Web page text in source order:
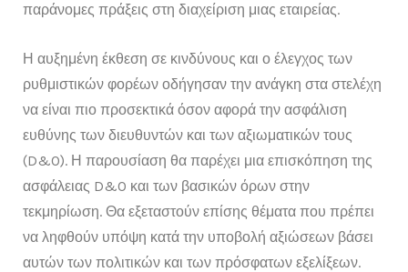
παράνομες πράξεις στη διαχείριση μιας εταιρείας.
Η αυξημένη έκθεση σε κινδύνους και ο έλεγχος των
ρυθμιστικών φορέων οδήγησαν την ανάγκη στα στελέχη
να είναι πιο προσεκτικά όσον αφορά την ασφάλιση
ευθύνης των διευθυντών και των αξιωματικών τους
(D&O). Η παρουσίαση θα παρέχει μια επισκόπηση της
ασφάλειας D&O και των βασικών όρων στην
τεκμηρίωση. Θα εξεταστούν επίσης θέματα που πρέπει
να ληφθούν υπόψη κατά την υποβολή αξιώσεων βάσει
αυτών των πολιτικών και των πρόσφατων εξελίξεων.